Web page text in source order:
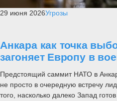
29 июня 2026Угрозы
Анкара как точка
загоняет Европу в
Предстоящий саммит НАТО в
не просто в очередную встречу
того, насколько далеко Запад